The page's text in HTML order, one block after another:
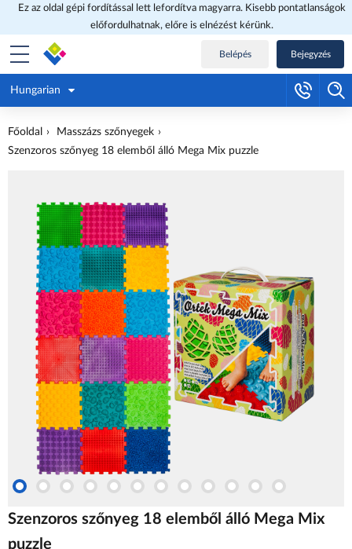
Ez az oldal gépi fordítással lett lefordítva magyarra. Kisebb pontatlanságok
előfordulhatnak, előre is elnézést kérünk.
Belépés Bejegyzés
Hungarian
Főoldal
Masszázs szőnyegek
Szenzoros szőnyeg 18 elemből álló Mega Mix puzzle
Szenzoros szőnyeg 18 elemből álló Mega Mix
puzzle